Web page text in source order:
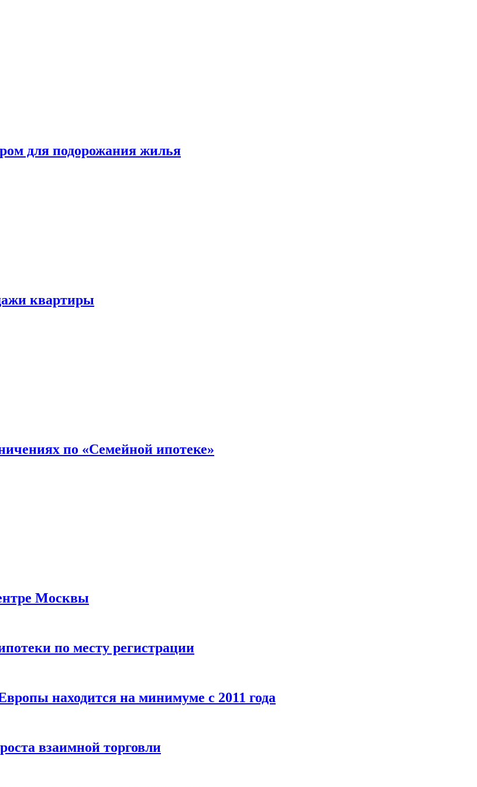
для подорожания жилья
квартиры
по «Семейной ипотеке»
Москвы
по месту регистрации
находится на минимуме с 2011 года
взаимной торговли